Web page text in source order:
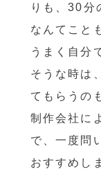
りも、30分
なんてこと
うまく自分
そうな時は
てもらうの
制作会社に
で、一度問
おすすめし